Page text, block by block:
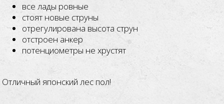
все лады ровные
стоят новые струны
отрегулирована высота струн
отстроен анкер
потенциометры не хрустят
Отличный японский лес пол!